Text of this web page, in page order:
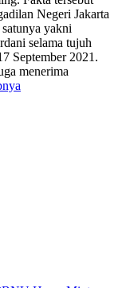
Negeri Jakarta
yakni
selama tujuh
September 2021.
menerima